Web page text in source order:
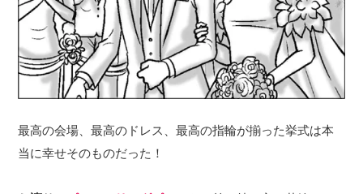
最高の会場、最高のドレス、最高の指輪が揃った挙式は本
当に幸せそのものだった！